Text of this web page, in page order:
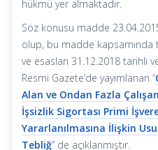
hükmü yer almaktadır.
Söz konusu madde
olup, bu madde kapsamında
ve esasları 31.12.2018 tarihli
Resmi Gazete’de yayımlanan “
Alan ve Ondan Fazla
İşsizlik Sigortası Primi
Yararlanılmasına İlişkin
Tebliğ” de açıklanmıştır.